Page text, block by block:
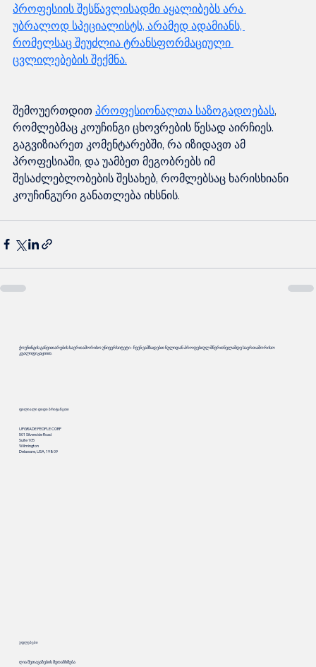
პროფესიის შესწავლისადმი აყალიბებს არა
უბრალოდ სპეციალისტს, არამედ ადამიანს,
რომელსაც შეუძლია ტრანსფორმაციული
შემოუერთდით პროფესიონალთა საზოგადოებას,
რომლებმაც კოუჩინგი ცხოვრების წესად აირჩიეს.
გაგვიზიარეთ კომენტარებში, რა იზიდავთ ამ
პროფესიაში, და უამბეთ მეგობრებს იმ
შესაძლებლობების შესახებ, რომლებსაც ხარისხიანი
ქოუჩინგის განვითარების საერთაშორისო უნივერსიტეტი - ჩვენ ვამზადებთ ნულიდან პროფესიულ მწვრთნელამდე საერთაშორისო
კვალიფიკაციით.
ფილიალი დიდი ბრიტანეთი
UPGRADE PEOPLE CORP
501 Silverside Road
Suite 105
Wilmington
Delaware, USA, 19809
უფლებები
ღია შეთავაზების შეთანხმება